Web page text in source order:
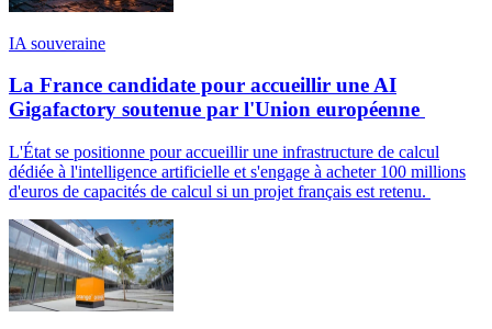
IA souveraine
La France candidate pour accueillir une AI
Gigafactory soutenue par l'Union européenne
L'État se positionne pour accueillir une infrastructure de calcul
dédiée à l'intelligence artificielle et s'engage à acheter 100 millions
d'euros de capacités de calcul si un projet français est retenu.